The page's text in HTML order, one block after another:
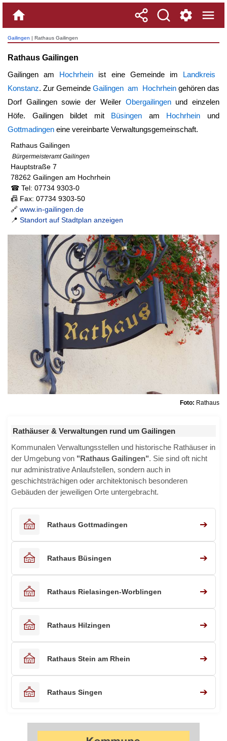
Gailingen | Rathaus Gailingen
Rathaus Gailingen
Gailingen am Hochrhein ist eine Gemeinde im Landkreis
Konstanz. Zur Gemeinde Gailingen am Hochrhein gehören das
Dorf Gailingen sowie der Weiler Obergailingenund einzelen
Höfe. Gailingen bildet mit Büsingen am Hochrhein und
Gottmadingen eine vereinbarte Verwaltungsgemeinschaft.
Rathaus Gailingen
Bürgermeisteramt Gailingen
Hauptstraße 7
78262 Gailingen am Hochrhein
☎ Tel: 07734 9303-0
📠 Fax: 07734 9303-50
🔗 www.in-gailingen.de
📍 Standort auf Stadtplan anzeigen
Foto: Rathaus
Rathäuser & Verwaltungen rund um Gailingen
Kommunalen Verwaltungsstellen und historische Rathäuser in
der Umgebung von "Rathaus Gailingen". Sie sind oft nicht
nur administrative Anlaufstellen, sondern auch in
geschichtsträchigen oder architektonisch besonderen
Gebäuden der jeweiligen Orte untergebracht.
Rathaus Gottmadingen ➔
Rathaus Büsingen ➔
Rathaus Rielasingen-Worblingen ➔
Rathaus Hilzingen ➔
Rathaus Stein am Rhein ➔
Rathaus Singen ➔